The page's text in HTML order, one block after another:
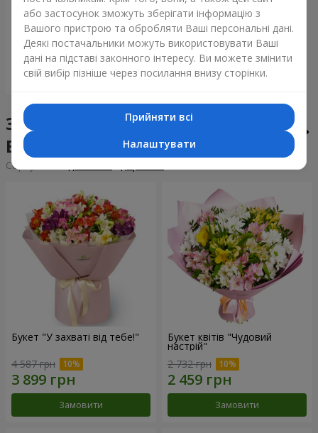
Букет "Tarnis"
11 383 грн
Замовити
Збірні букети у місті
Високопілля
Сортування:
Букет "У захваті від тебе!"
4 587 грн
Замовити
Букет квітів "Чудовий
настрій"
2 732 грн
Замовити
або застосунок зможуть зберігати інформацію з
Вашого пристрою та обробляти Ваші персональні дані.
Деякі постачальники можуть використовувати Ваші
дані на підставі законного інтересу. Ви можете змінити
свій вибір пізніше через посилання внизу сторінки.
Прийняти всі
Налаштувати